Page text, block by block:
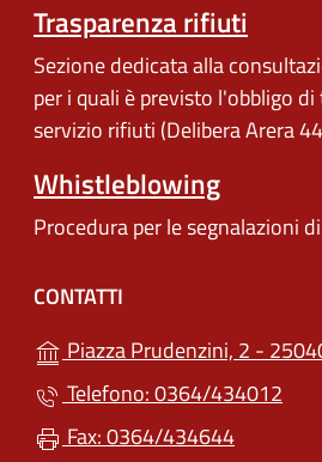
Trasparenza rifiuti
Sezione dedicata alla
per i quali è previsto l'obbligo
servizio rifiuti (Delibera Arera
Whistleblowing
Procedura per le segnalazioni
CONTATTI
Piazza Prudenzini, 2 -
Telefono: 0364/434012
Fax: 0364/434644